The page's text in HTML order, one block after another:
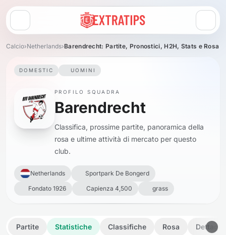
Apri menu
Calcio›Netherlands›Barendrecht: Partite, Pronostici, H2H, Stats e Rosa
DOMESTIC UOMINI
PROFILO SQUADRA
Barendrecht
Classifica, prossime partite, panoramica della
rosa e ultime attività di mercato per questo
club.
Netherlands
Sportpark De Bongerd
Fondato 1926
Capienza 4,500 grass
Partite Statistiche Classifiche Rosa Dettagli